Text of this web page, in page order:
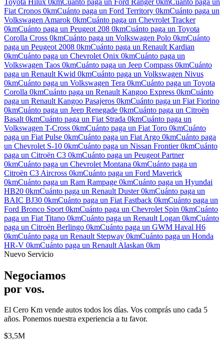
Fiat Cronos 0kmCuánto paga un Ford Territory 0kmCuánto paga un
Volkswagen Amarok 0kmCuánto paga un Chevrolet Tracker
0kmCuánto paga un Peugeot 208 0kmCuánto paga un Toyota
Corolla Cross 0kmCuánto paga un Volkswagen Polo 0kmCuánto
paga un Peugeot 2008 0kmCuánto paga un Renault Kardian
0kmCuánto paga un Chevrolet Onix 0kmCuánto paga un
Volkswagen Taos 0kmCuánto paga un Jeep Compass 0kmCuánto
paga un Renault Kwid 0kmCuánto paga un Volkswagen Nivus
0kmCuánto paga un Volkswagen Tera 0kmCuánto paga un Toyota
Corolla 0kmCuánto paga un Renault Kangoo Express 0kmCuánto
paga un Renault Kangoo Pasajeros 0kmCuánto paga un Fiat Fiorino
0kmCuánto paga un Jeep Renegade 0kmCuánto paga un Citroën
Basalt 0kmCuánto paga un Fiat Strada 0kmCuánto paga un
Volkswagen T-Cross 0kmCuánto paga un Fiat Toro 0kmCuánto
paga un Fiat Pulse 0kmCuánto paga un Fiat Argo 0kmCuánto paga
un Chevrolet S-10 0kmCuánto paga un Nissan Frontier0kmCuánto
paga un Citroën C3 0kmCuánto paga un Peugeot Partner
0kmCuánto paga un Chevrolet Montana 0kmCuánto paga un
Citroën C3 Aircross 0kmCuánto paga un Ford Maverick
0kmCuánto paga un Ram Rampage 0kmCuánto paga un Hyundai
HB20 0kmCuánto paga un Renault Duster0kmCuánto paga un
BAIC BJ30 0kmCuánto paga un Fiat Fastback 0kmCuánto paga un
Ford Bronco Sport 0kmCuánto paga un Chevrolet Spin 0kmCuánto
paga un Fiat Titano 0kmCuánto paga un Renault Logan 0kmCuánto
paga un Citroën Berlingo 0kmCuánto paga un GWM Haval H6
0kmCuánto paga un Renault Stepway 0kmCuánto paga un Honda
HR-V 0kmCuánto paga un Renault Alaskan 0km
Nuevo Servicio
Negociamos
por vos.
El Cero Km vende autos todos los días. Vos comprás uno cada 5
años. Ponemos nuestra experiencia a tu favor.
$3,5M